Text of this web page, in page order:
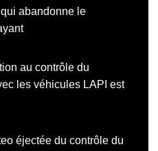
abandonne le
au contrôle du
les véhicules LAPI est
éjectée du contrôle du